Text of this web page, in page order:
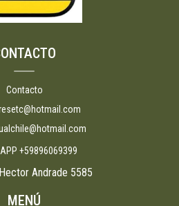
Contacto
+59896069399
Andrade 5585
MENÚ